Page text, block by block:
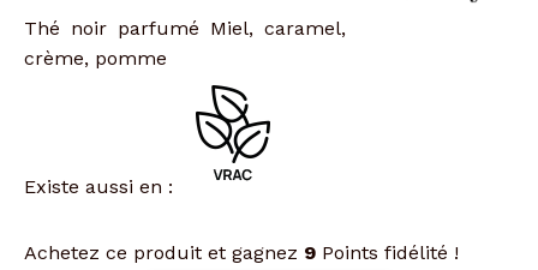
Thé noir parfumé Miel, caramel,
crème, pomme
Existe aussi en :
Achetez ce produit et gagnez 9 Points fidélité !